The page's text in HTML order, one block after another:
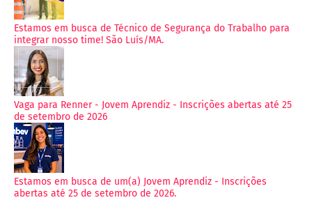
Estamos em busca de Técnico de Segurança do Trabalho para
integrar nosso time! São Luís/MA.
Vaga para Renner - Jovem Aprendiz - Inscrições abertas até 25
de setembro de 2026
Estamos em busca de um(a) Jovem Aprendiz - Inscrições
abertas até 25 de setembro de 2026.